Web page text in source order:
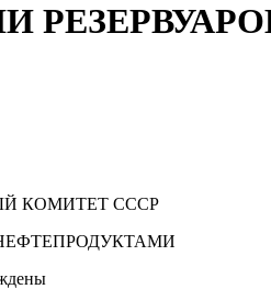
КОМИТЕТ СССР